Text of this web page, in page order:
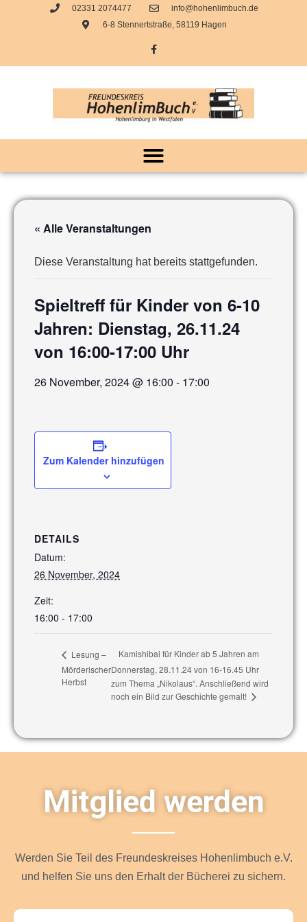
02331 2074477
info@hohenlimbuch.de
6-8 Stennertstraße, 58119 Hagen
« Alle Veranstaltungen
Diese Veranstaltung hat bereits stattgefunden.
Spieltreff für Kinder von 6-10
Jahren: Dienstag, 26.11.24
von 16:00-17:00 Uhr
26 November, 2024 @ 16:00 - 17:00
Zum Kalender hinzufügen
DETAILS
Datum:
26 November, 2024
Zeit:
16:00 - 17:00
Lesung –
Mörderischer
Herbst
Kamishibai für Kinder ab 5 Jahren am
Donnerstag, 28.11.24 von 16-16.45 Uhr
zum Thema „Nikolaus“. Anschließend wird
noch ein Bild zur Geschichte gemalt!
Mitglied werden
Werden Sie Teil des Freundeskreises Hohenlimbuch e.V.
und helfen Sie uns den Erhalt der Bücherei zu sichern.